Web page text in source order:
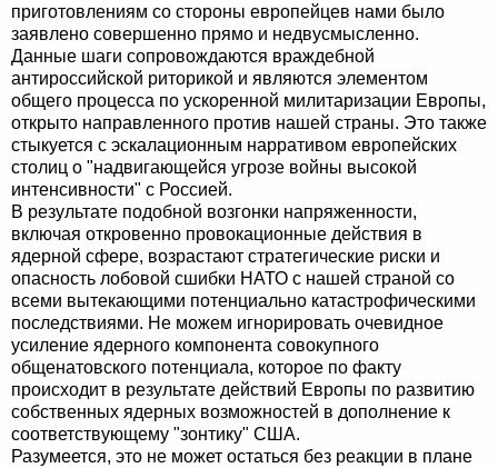
приготовлениям со стороны европейцев нами было
заявлено совершенно прямо и недвусмысленно.
Данные шаги сопровождаются враждебной
антироссийской риторикой и являются элементом
общего процесса по ускоренной милитаризации Европы,
открыто направленного против нашей страны. Это также
стыкуется с эскалационным нарративом европейских
столиц о "надвигающейся угрозе войны высокой
интенсивности" с Россией.
В результате подобной возгонки напряженности,
включая откровенно провокационные действия в
ядерной сфере, возрастают стратегические риски и
опасность лобовой сшибки НАТО с нашей страной со
всеми вытекающими потенциально катастрофическими
последствиями. Не можем игнорировать очевидное
усиление ядерного компонента совокупного
общенатовского потенциала, которое по факту
происходит в результате действий Европы по развитию
собственных ядерных возможностей в дополнение к
соответствующему "зонтику" США.
Разумеется, это не может остаться без реакции в плане